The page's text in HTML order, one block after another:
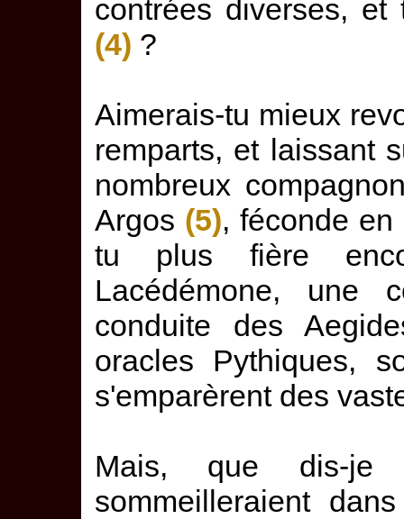
contrées diverses,
(4) ?
Aimerais-tu mieux
remparts, et laissant
nombreux
Argos (5), féconde
tu plus fière
Lacédémone, une
conduite des
oracles Pythiques,
s'emparèrent des
Mais, que dis-
sommeilleraient